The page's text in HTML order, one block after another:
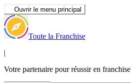
Ouvrir le menu principal
Toute la Franchise
|
Votre partenaire pour réussir en franchise